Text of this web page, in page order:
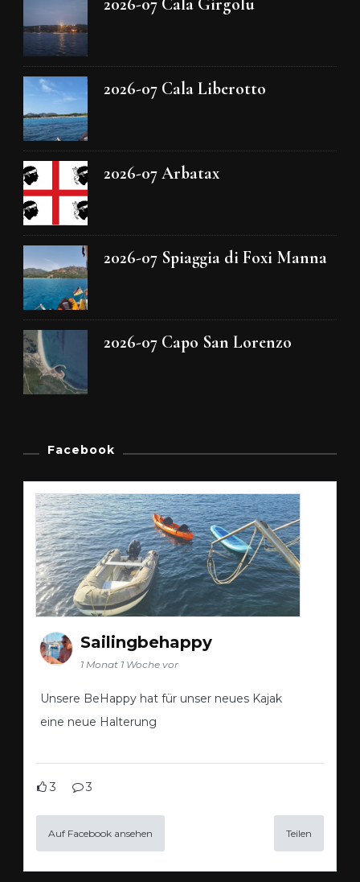
2026-07 Cala Girgolu
2026-07 Cala Liberotto
2026-07 Arbatax
2026-07 Spiaggia di Foxi Manna
2026-07 Capo San Lorenzo
Facebook
Sailingbehappy
1 Monat 1 Woche vor
Unsere BeHappy hat für unser neues Kajak
eine neue Halterung
3 3
Auf Facebook ansehen Teilen